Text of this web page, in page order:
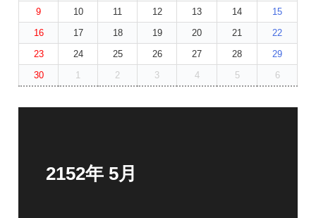
9
10 11 12 13 14
15
16
17 18 19 20 21
22
23
24 25 26 27 28
29
30
1 2 3 4 5 6
2152年 5月